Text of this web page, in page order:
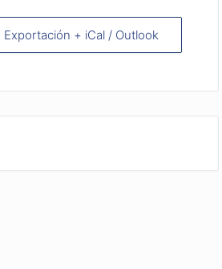
Exportación + iCal / Outlook